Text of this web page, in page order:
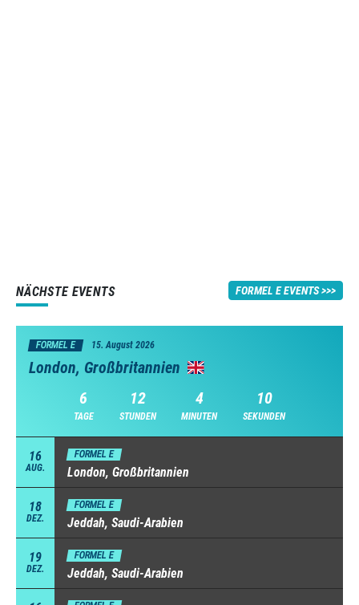
NÄCHSTE EVENTS FORMEL E EVENTS
FORMEL E 15. August 2026
London, Großbritannien
6
TAGE
12
STUNDEN
4
MINUTEN
9
SEKUNDEN
16
AUG.
FORMEL E
London, Großbritannien
18
DEZ.
FORMEL E
Jeddah, Saudi-Arabien
19
DEZ.
FORMEL E
Jeddah, Saudi-Arabien